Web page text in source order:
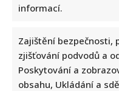
informací.
Zajištění bezpečnosti,
zjišťování podvodů a
Poskytování a
obsahu, Ukládání a
Suchánek si rýpl do